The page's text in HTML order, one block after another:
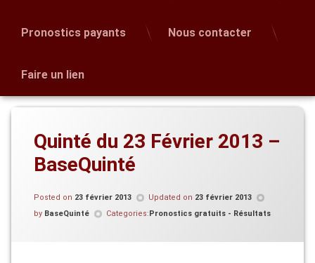
Pronostics payants Nous contacter
Faire un lien
Quinté du 23 Février 2013 –
BaseQuinté
Posted on 23 février 2013 Updated on 23 février 2013
by BaseQuinté Categories:Pronostics gratuits - Résultats